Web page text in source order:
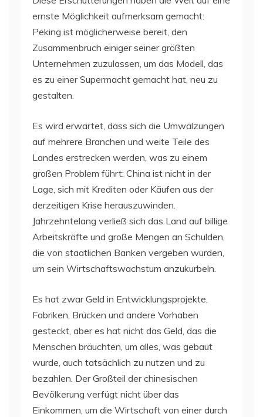
ernste Möglichkeit aufmerksam gemacht:
Peking ist möglicherweise bereit, den
Zusammenbruch einiger seiner größten
Unternehmen zuzulassen, um das Modell, das
es zu einer Supermacht gemacht hat, neu zu
gestalten.
Es wird erwartet, dass sich die Umwälzungen
auf mehrere Branchen und weite Teile des
Landes erstrecken werden, was zu einem
großen Problem führt: China ist nicht in der
Lage, sich mit Krediten oder Käufen aus der
derzeitigen Krise herauszuwinden.
Jahrzehntelang verließ sich das Land auf billige
Arbeitskräfte und große Mengen an Schulden,
die von staatlichen Banken vergeben wurden,
um sein Wirtschaftswachstum anzukurbeln.
Es hat zwar Geld in Entwicklungsprojekte,
Fabriken, Brücken und andere Vorhaben
gesteckt, aber es hat nicht das Geld, das die
Menschen bräuchten, um alles, was gebaut
wurde, auch tatsächlich zu nutzen und zu
bezahlen. Der Großteil der chinesischen
Bevölkerung verfügt nicht über das
Einkommen, um die Wirtschaft von einer durch